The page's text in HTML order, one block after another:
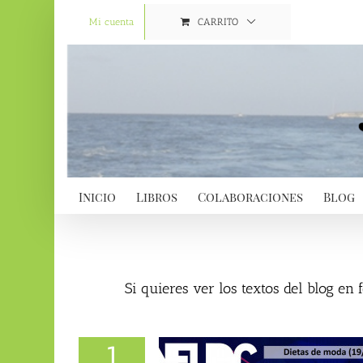
Mi cuenta CARRITO
Inicio Libros Colaboraciones Blog
Si quieres ver los textos del blog en
1